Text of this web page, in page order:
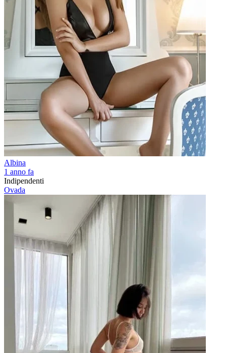
Albina
1 anno fa
Indipendenti
Ovada